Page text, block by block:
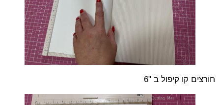
חורצים קו קיפול ב "6